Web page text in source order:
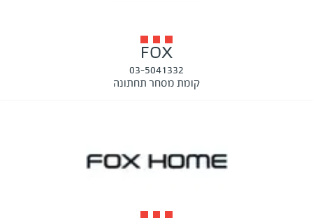
FOX
03-5041332
קומת מסחר תחתונה